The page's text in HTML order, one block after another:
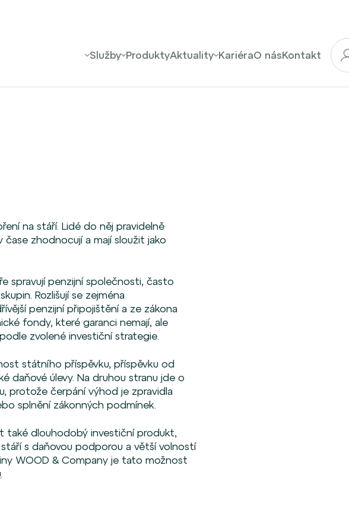
Služby ProduktyAktuality KariéraO násKontakt
na stáří. Lidé do něj pravidelně
zhodnocují a mají sloužit jako
spravují penzijní společnosti, často
Rozlišují se zejména
penzijní připojištění a ze zákona
fondy, které garanci nemají, ale
zvolené investiční strategie.
státního příspěvku, příspěvku od
daňové úlevy. Na druhou stranu jde o
protože čerpání výhod je zpravidla
splnění zákonných podmínek.
také dlouhodobý investiční produkt,
s daňovou podporou a větší volností
WOOD & Company je tato možnost
.